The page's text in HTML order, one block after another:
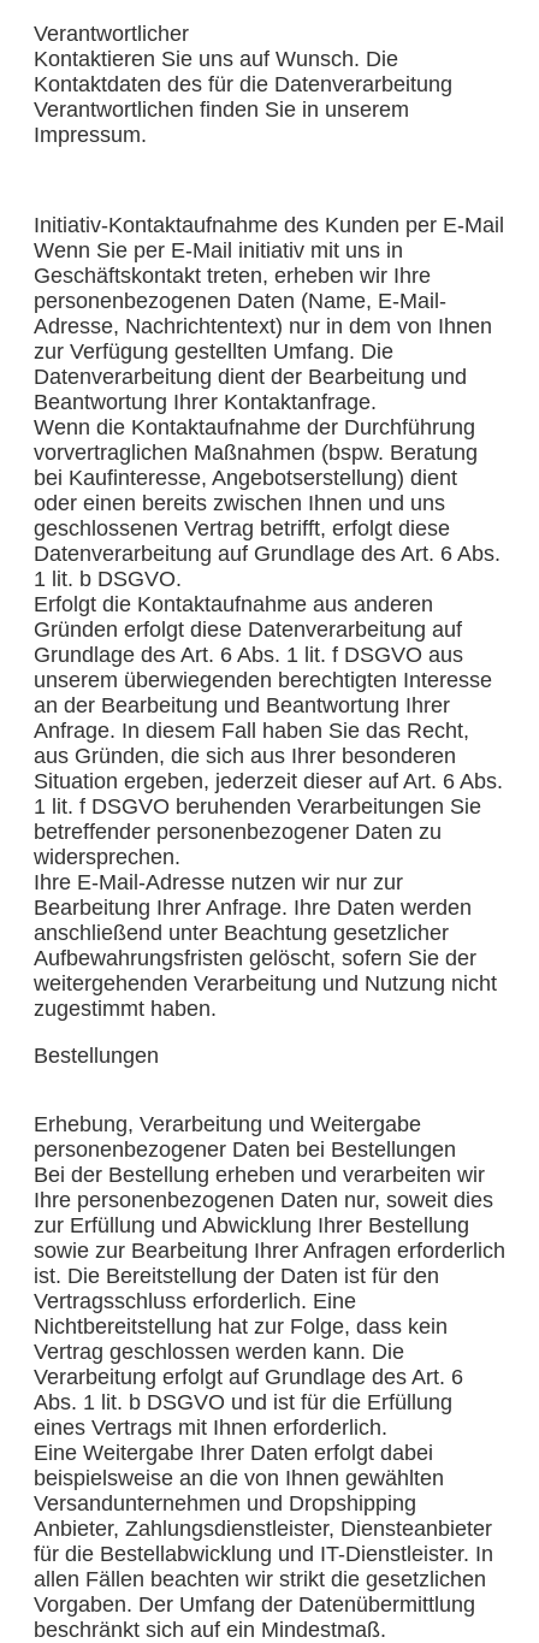
Verantwortlicher
Kontaktieren Sie uns auf Wunsch. Die
Kontaktdaten des für die Datenverarbeitung
Verantwortlichen finden Sie in unserem
Impressum.
Initiativ-Kontaktaufnahme des Kunden per E-Mail
Wenn Sie per E-Mail initiativ mit uns in
Geschäftskontakt treten, erheben wir Ihre
personenbezogenen Daten (Name, E-Mail-
Adresse, Nachrichtentext) nur in dem von Ihnen
zur Verfügung gestellten Umfang. Die
Datenverarbeitung dient der Bearbeitung und
Beantwortung Ihrer Kontaktanfrage.
Wenn die Kontaktaufnahme der Durchführung
vorvertraglichen Maßnahmen (bspw. Beratung
bei Kaufinteresse, Angebotserstellung) dient
oder einen bereits zwischen Ihnen und uns
geschlossenen Vertrag betrifft, erfolgt diese
Datenverarbeitung auf Grundlage des Art. 6 Abs.
1 lit. b DSGVO.
Erfolgt die Kontaktaufnahme aus anderen
Gründen erfolgt diese Datenverarbeitung auf
Grundlage des Art. 6 Abs. 1 lit. f DSGVO aus
unserem überwiegenden berechtigten Interesse
an der Bearbeitung und Beantwortung Ihrer
Anfrage. In diesem Fall haben Sie das Recht,
aus Gründen, die sich aus Ihrer besonderen
Situation ergeben, jederzeit dieser auf Art. 6 Abs.
1 lit. f DSGVO beruhenden Verarbeitungen Sie
betreffender personenbezogener Daten zu
widersprechen.
Ihre E-Mail-Adresse nutzen wir nur zur
Bearbeitung Ihrer Anfrage. Ihre Daten werden
anschließend unter Beachtung gesetzlicher
Aufbewahrungsfristen gelöscht, sofern Sie der
weitergehenden Verarbeitung und Nutzung nicht
zugestimmt haben.
Bestellungen
Erhebung, Verarbeitung und Weitergabe
personenbezogener Daten bei Bestellungen
Bei der Bestellung erheben und verarbeiten wir
Ihre personenbezogenen Daten nur, soweit dies
zur Erfüllung und Abwicklung Ihrer Bestellung
sowie zur Bearbeitung Ihrer Anfragen erforderlich
ist. Die Bereitstellung der Daten ist für den
Vertragsschluss erforderlich. Eine
Nichtbereitstellung hat zur Folge, dass kein
Vertrag geschlossen werden kann. Die
Verarbeitung erfolgt auf Grundlage des Art. 6
Abs. 1 lit. b DSGVO und ist für die Erfüllung
eines Vertrags mit Ihnen erforderlich.
Eine Weitergabe Ihrer Daten erfolgt dabei
beispielsweise an die von Ihnen gewählten
Versandunternehmen und Dropshipping
Anbieter, Zahlungsdienstleister, Diensteanbieter
für die Bestellabwicklung und IT-Dienstleister. In
allen Fällen beachten wir strikt die gesetzlichen
Vorgaben. Der Umfang der Datenübermittlung
beschränkt sich auf ein Mindestmaß.